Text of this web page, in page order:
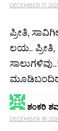
DECEMBER 17,
ಪ್ರೀತಿ,
ಲಯ..
ಶಂಕರಿ
DECEMBER 18,